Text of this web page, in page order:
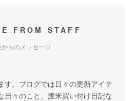
FROM STAFF
からのメッセージ
す。ブログでは日々の更新アイテ
日々のこと、渡米買い付け日記な